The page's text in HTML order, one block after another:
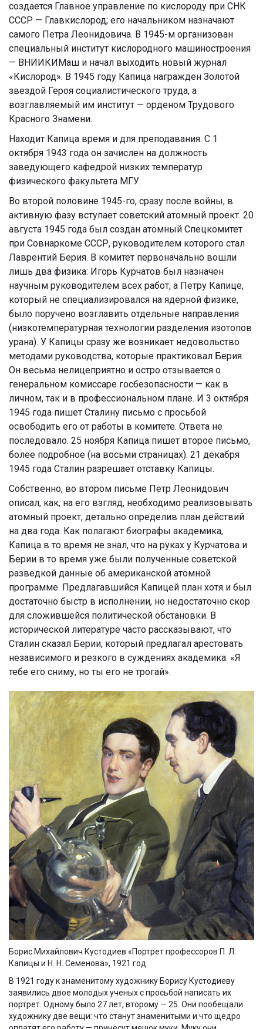
создается Главное управление по кислороду при СНК
СССР — Главкислород; его начальником назначают
самого Петра Леонидовича. В 1945-м организован
специальный институт кислородного машиностроения
— ВНИИКИМаш и начал выходить новый журнал
«Кислород». В 1945 году Капица награжден Золотой
звездой Героя социалистического труда, а
возглавляемый им институт — орденом Трудового
Красного Знамени.
Находит Капица время и для преподавания. C 1
октября 1943 года он зачислен на должность
заведующего кафедрой низких температур
физического факультета МГУ.
Во второй половине 1945-го, сразу после войны, в
активную фазу вступает советский атомный проект. 20
августа 1945 года был создан атомный Спецкомитет
при Совнаркоме СССР, руководителем которого стал
Лаврентий Берия. В комитет первоначально вошли
лишь два физика: Игорь Курчатов был назначен
научным руководителем всех работ, а Петру Капице,
который не специализировался на ядерной физике,
было поручено возглавить отдельные направления
(низкотемпературная технологии разделения изотопов
урана). У Капицы сразу же возникает недовольство
методами руководства, которые практиковал Берия.
Он весьма нелицеприятно и остро отзывается о
генеральном комиссаре госбезопасности — как в
личном, так и в профессиональном плане. И 3 октября
1945 года пишет Сталину письмо с просьбой
освободить его от работы в комитете. Ответа не
последовало. 25 ноября Капица пишет второе письмо,
более подробное (на восьми страницах). 21 декабря
1945 года Сталин разрешает отставку Капицы.
Собственно, во втором письме Петр Леонидович
описал, как, на его взгляд, необходимо реализовывать
атомный проект, детально определив план действий
на два года. Как полагают биографы академика,
Капица в то время не знал, что на руках у Курчатова и
Берии в то время уже были полученные советской
разведкой данные об американской атомной
программе. Предлагавшийся Капицей план хотя и был
достаточно быстр в исполнении, но недостаточно скор
для сложившейся политической обстановки. В
исторической литературе часто рассказывают, что
Сталин сказал Берии, который предлагал арестовать
независимого и резкого в суждениях академика: «Я
тебе его сниму, но ты его не трогай».
Борис Михайлович Кустодиев «Портрет профессоров П. Л.
Капицы и Н. Н. Семенова», 1921 год.
В 1921 году к знаменитому художнику Борису Кустодиеву
заявились двое молодых ученых с просьбой написать их
портрет. Одному было 27 лет, второму — 25. Они пообещали
художнику две вещи: что станут знаменитыми и что щедро